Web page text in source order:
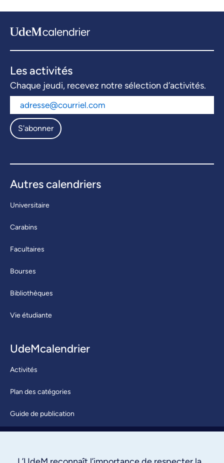
Les activités
Chaque jeudi, recevez notre sélection d’activités.
S'abonner
Autres calendriers
Universitaire
Carabins
Facultaires
Bourses
Bibliothèques
Vie étudiante
UdeMcalendrier
Activités
Plan des catégories
Guide de publication
À propos / Nous joindre